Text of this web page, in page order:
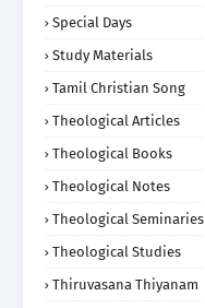
Special Days
Study Materials
Tamil Christian Song
Theological Articles
Theological Books
Theological Notes
Theological Seminaries
Theological Studies
Thiruvasana Thiyanam